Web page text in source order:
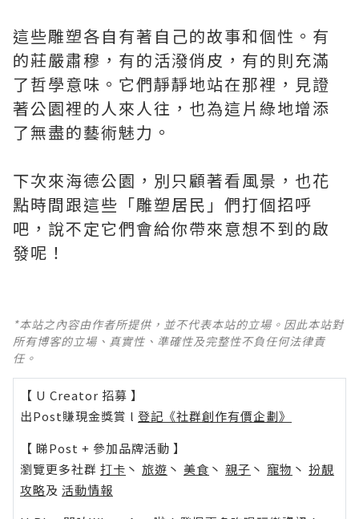
這些雕塑各自有著自己的故事和個性。有
的莊嚴肅穆，有的活潑俏皮，有的則充滿
了哲學意味。它們靜靜地站在那裡，見證
著公園裡的人來人往，也為這片綠地增添
了無盡的藝術魅力。
下次來海德公園，別只顧著看風景，也花
點時間跟這些「雕塑居民」們打個招呼
吧，說不定它們會給你帶來意想不到的啟
發呢！
*本站之內容由作者所提供，並不代表本站的立場。因此本站對
所有博客的立場、真實性、準確性及完整性不負任何法律責
任。
【 U Creator 招募 】
出Post賺現金獎賞 l 登記《社群創作有價企劃》
【 睇Post + 參加品牌活動 】
瀏覽更多社群 打卡 丶 旅遊 丶 美食 丶 親子 丶 寵物 丶 扮靚
攻略及 活動情報